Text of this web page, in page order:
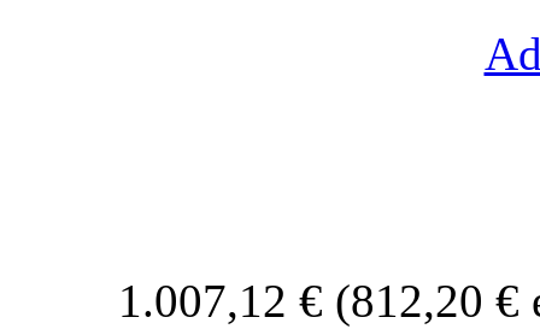
1.007,12 € (812,20